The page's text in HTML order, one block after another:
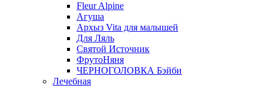
Fleur Alpine
Агуша
Архыз Vita для малышей
Для Ляль
Святой Источник
ФрутоНяня
ЧЕРНОГОЛОВКА Бэйби
Лечебная